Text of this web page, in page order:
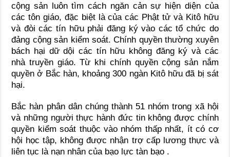
cộng sản luôn tìm cách ngăn cản sự hiện diện của
các tôn giáo, đặc biệt là của các Phật tử và Kitô hữu
và đòi các tín hữu phải đăng ký vào các tổ chức do
đảng cộng sản kiểm soát. Chính quyền thường xuyên
bách hại dữ dội các tín hữu không đăng ký và các
nhà truyền giáo. Từ khi chính quyền cộng sản nắm
quyền ở Bắc hàn, khoảng 300 ngàn Kitô hữu đã bị sát
hại.
Bắc hàn phân dân chúng thành 51 nhóm trong xã hội
và những người thực hành đức tin không được chính
quyền kiểm soát thuộc vào nhóm thấp nhất, ít có cơ
hội học tập, không được nhận trợ cấp lương thực và
liên tục là nạn nhân của bạo lực tàn bạo .